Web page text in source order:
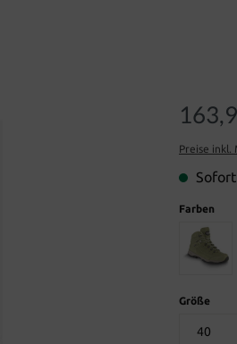
Preise inkl.
Farben
Größe